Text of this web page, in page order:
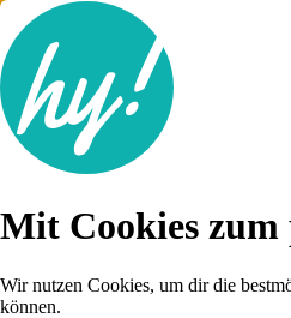
Lebenslauf
Mit Cookies
Wir nutzen Cookies, um dir die
können.